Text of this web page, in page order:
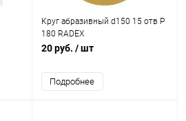
Круг абразивный d150 15 отв Р
180 RADEX
20 руб. / шт
Подробнее